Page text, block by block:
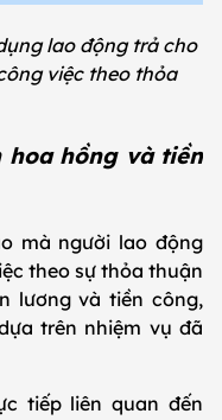
lao động trả cho
việc theo thỏa
hoa hồng và tiền
mà người lao động
theo sự thỏa thuận
lương và tiền công,
trên nhiệm vụ đã
tiếp liên quan đến